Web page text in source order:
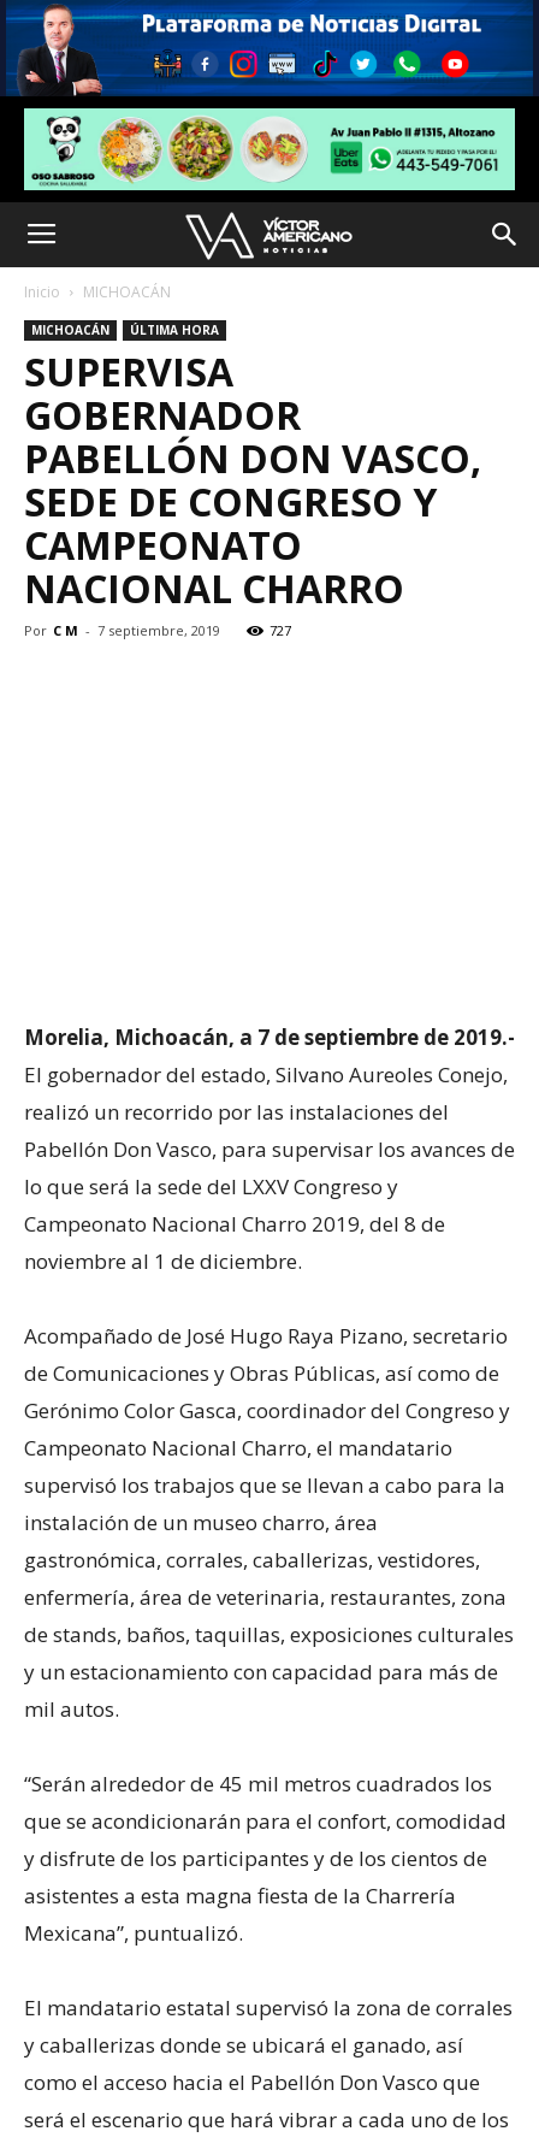
Inicio MICHOACÁN
MICHOACÁN ÚLTIMA HORA
SUPERVISA
GOBERNADOR
PABELLÓN DON VASCO,
SEDE DE CONGRESO Y
CAMPEONATO
NACIONAL CHARRO
Por C M - 7 septiembre, 2019 727
Morelia, Michoacán, a 7 de septiembre de 2019.-
El gobernador del estado, Silvano Aureoles Conejo,
realizó un recorrido por las instalaciones del
Pabellón Don Vasco, para supervisar los avances de
lo que será la sede del LXXV Congreso y
Campeonato Nacional Charro 2019, del 8 de
noviembre al 1 de diciembre.
Acompañado de José Hugo Raya Pizano, secretario
de Comunicaciones y Obras Públicas, así como de
Gerónimo Color Gasca, coordinador del Congreso y
Campeonato Nacional Charro, el mandatario
supervisó los trabajos que se llevan a cabo para la
instalación de un museo charro, área
gastronómica, corrales, caballerizas, vestidores,
enfermería, área de veterinaria, restaurantes, zona
de stands, baños, taquillas, exposiciones culturales
y un estacionamiento con capacidad para más de
mil autos.
“Serán alrededor de 45 mil metros cuadrados los
que se acondicionarán para el confort, comodidad
y disfrute de los participantes y de los cientos de
asistentes a esta magna fiesta de la Charrería
Mexicana”, puntualizó.
El mandatario estatal supervisó la zona de corrales
y caballerizas donde se ubicará el ganado, así
como el acceso hacia el Pabellón Don Vasco que
será el escenario que hará vibrar a cada uno de los